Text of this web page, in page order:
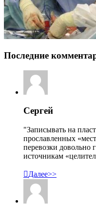
Последние
Сергей
"Записывать на
прославленных
перевозки довольно
источникам
Далее>>